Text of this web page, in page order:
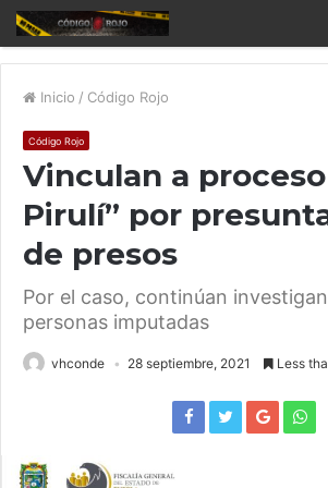
Inicio / Código Rojo
Código Rojo
Vinculan a proceso
Pirulí” por
de presos
Por el caso, continúan
personas imputadas
vhconde 28 septiembre, 2021 Less